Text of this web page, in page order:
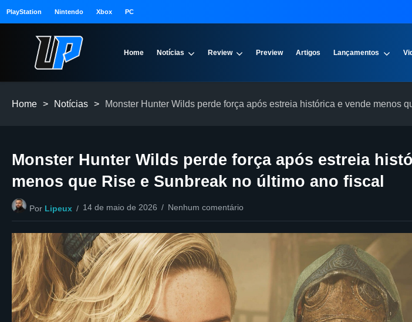
PlayStation Nintendo Xbox PC
Home Notícias Review Preview Artigos Lançamentos
Home > Notícias > Monster Hunter Wilds perde força após estreia histórica e vende menos
Monster Hunter Wilds perde força após estreia
menos que Rise e Sunbreak no último ano fiscal
Por Lipeux 14 de maio de 2026 Nenhum comentário